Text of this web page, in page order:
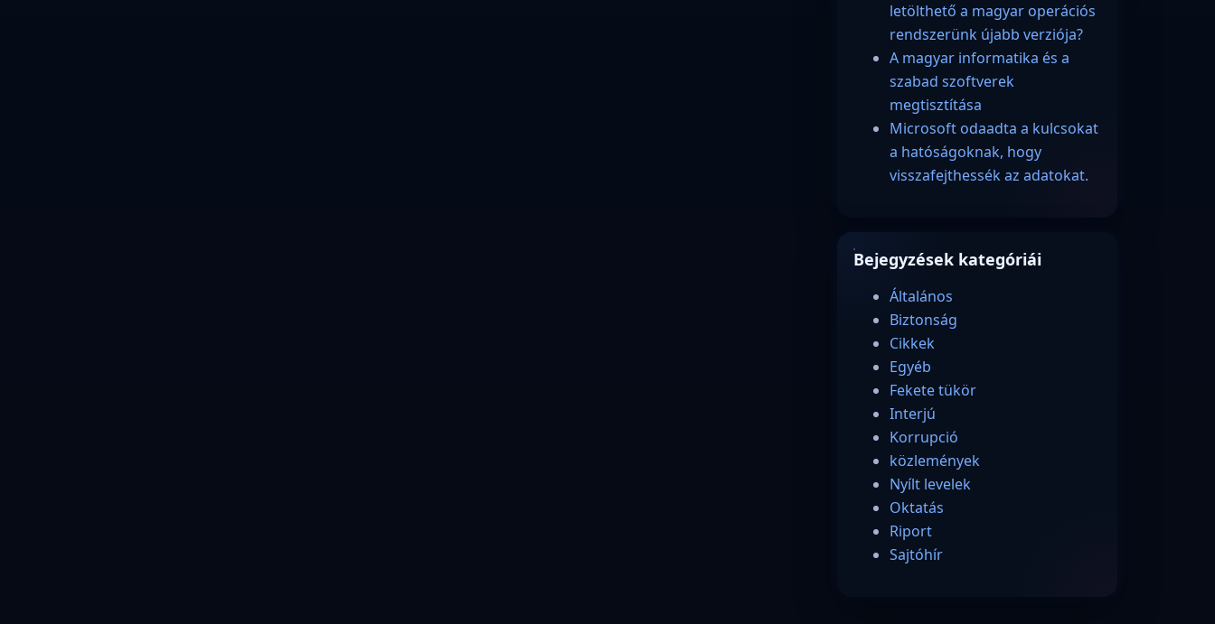
letölthető a magyar operációs
rendszerünk újabb verziója?
A magyar informatika és a
szabad szoftverek
megtisztítása
Microsoft odaadta a kulcsokat
a hatóságoknak, hogy
visszafejthessék az adatokat.
Bejegyzések kategóriái
Általános
Biztonság
Cikkek
Egyéb
Fekete tükör
Interjú
Korrupció
közlemények
Nyílt levelek
Oktatás
Riport
Sajtóhír